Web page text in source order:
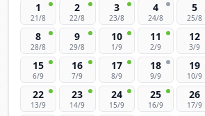
1
21/8
2
22/8
3
23/8
4
24/8
5
25/8
8
28/8
9
29/8
10
1/9
11
2/9
12
3/9
15
6/9
16
7/9
17
8/9
18
9/9
19
10/9
22
13/9
23
14/9
24
15/9
25
16/9
26
17/9